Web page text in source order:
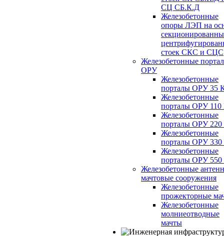
СЦ СБ.К.Д
Железобетонные
опоры ЛЭП на
стоек СКС и СЦС
Железобетонные
ОРУ
Железобетонные
порталы ОРУ 35
Железобетонные
порталы ОРУ
Железобетонные
порталы ОРУ
Железобетонные
порталы ОРУ
Железобетонные
порталы ОРУ
Железобетонные
мачтовые сооружения
Железобетонные
прожекторные
Железобетонные
молниеотводные
мачты